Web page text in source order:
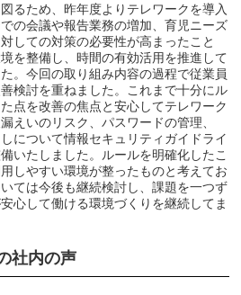
るため、昨年度よりテレワークを導入
の会議や報告業務の増加、育児ニーズ
しての対策の必要性が高まったこと
を整備し、時間の有効活用を推進して
。今回の取り組み内容の過程で従業員
検討を重ねました。これまで十分にル
点を改善の焦点と安心してテレワーク
えいのリスク、パスワードの管理、
について情報セキュリティガイドライ
いたしました。ルールを明確化したこ
しやすい環境が整ったものと考えてお
ては今後も継続検討し、課題を一つず
心して働ける環境づくりを継続してま
社内の声